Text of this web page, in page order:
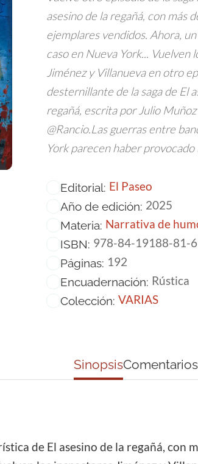
asesino de la regañá, con más
ejemplares vendidos. Ahora,
caso en Nueva York... Vuelven
Jiménez y Villanueva en otro
desternillante de la saga de El
regañá, escrita por Julio
@Rancio.Las guerras entre
York parecen haber provocado
Editorial: El Paseo
Año de edición: 2025
Materia: Narrativa de
ISBN: 978-84-19188-81-6
Páginas: 192
Encuadernación: Rústica
Colección: VARIAS
SinopsisComentarios
de El asesino de la regañá, con